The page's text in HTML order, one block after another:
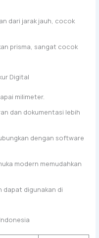
dari jarak jauh, cocok
prisma, sangat cocok
Digital
milimeter.
dan dokumentasi lebih
dengan software
modern memudahkan
dapat digunakan di